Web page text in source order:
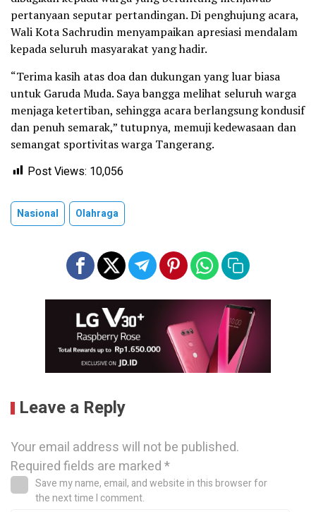
pertanyaan seputar pertandingan. Di penghujung acara,
Wali Kota Sachrudin menyampaikan apresiasi mendalam
kepada seluruh masyarakat yang hadir.
“Terima kasih atas doa dan dukungan yang luar biasa
untuk Garuda Muda. Saya bangga melihat seluruh warga
menjaga ketertiban, sehingga acara berlangsung kondusif
dan penuh semarak,” tutupnya, memuji kedewasaan dan
semangat sportivitas warga Tangerang.
Post Views: 10,056
Nasional Olahraga
Leave a Reply
Your email address will not be published.
Required fields are marked*
Save my name, email, and website in this browser for
the next time I comment.